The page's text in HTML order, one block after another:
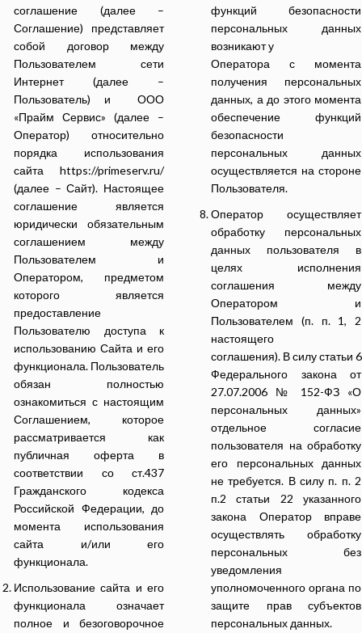
соглашение (далее –
Соглашение) представляет
собой договор между
Пользователем сети
Интернет (далее –
Пользователь) и ООО
«Прайм Сервис» (далее –
Оператор) относительно
порядка использования
сайта https://primeserv.ru/
(далее – Сайт). Настоящее
соглашение является
юридически обязательным
соглашением между
Пользователем и
Оператором, предметом
которого является
предоставление
Пользователю доступа к
использованию Сайта и его
функционала. Пользователь
обязан полностью
ознакомиться с настоящим
Соглашением, которое
рассматривается как
публичная оферта в
соответствии со ст.437
Гражданского кодекса
Российской Федерации, до
момента использования
сайта и/или его
функционала.
Использование сайта и его
функционала означает
полное и безоговорочное
функций безопасности
персональных данных
возникают у
Оператора с момента
получения персональных
данных, а до этого момента
обеспечение функций
безопасности
персональных данных
осуществляется на стороне
Пользователя.
Оператор осуществляет
обработку персональных
данных пользователя в
целях исполнения
соглашения между
Оператором и
Пользователем (п. п. 1, 2
настоящего
соглашения). В силу статьи 6
Федерального закона от
27.07.2006 № 152-ФЗ «О
персональных данных»
отдельное согласие
пользователя на обработку
его персональных данных
не требуется. В силу п. п. 2
п.2 статьи 22 указанного
закона Оператор вправе
осуществлять обработку
персональных без
уведомления
уполномоченного органа по
защите прав субъектов
персональных данных.